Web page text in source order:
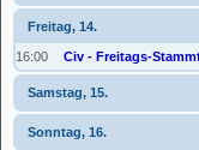
Freitag, 14.
16:00 Civ - Freitags-
Samstag, 15.
Sonntag, 16.